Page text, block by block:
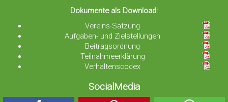
Dokumente als Download:
Vereins-Satzung
Aufgaben- und Zielstellungen
Beitragsordnung
Teilnahmeerklärung
Verhaltenscodex
SocialMedia